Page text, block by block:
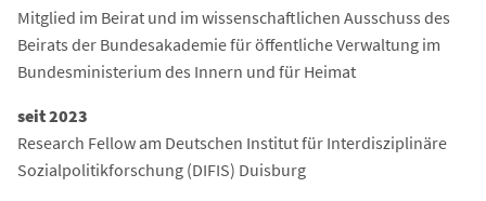
Mitglied im Beirat und im wissenschaftlichen Ausschuss des
Beirats der Bundesakademie für öffentliche Verwaltung im
Bundesministerium des Innern und für Heimat
seit 2023
Research Fellow am Deutschen Institut für Interdisziplinäre
Sozialpolitikforschung (DIFIS) Duisburg